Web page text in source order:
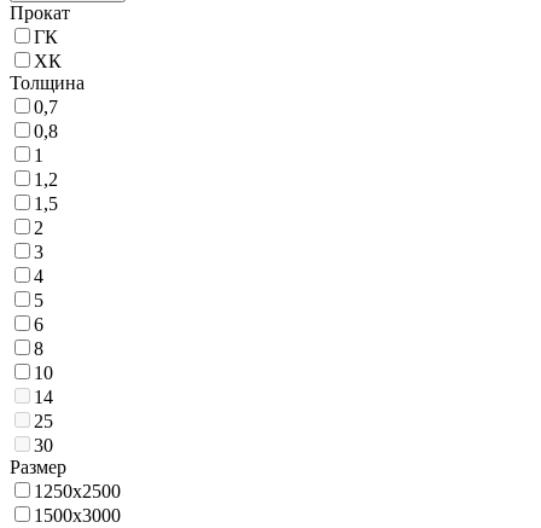
Прокат
ГК
ХК
Толщина
0,7
0,8
1
1,2
1,5
2
3
4
5
6
8
10
14
25
30
Размер
1250х2500
1500х3000